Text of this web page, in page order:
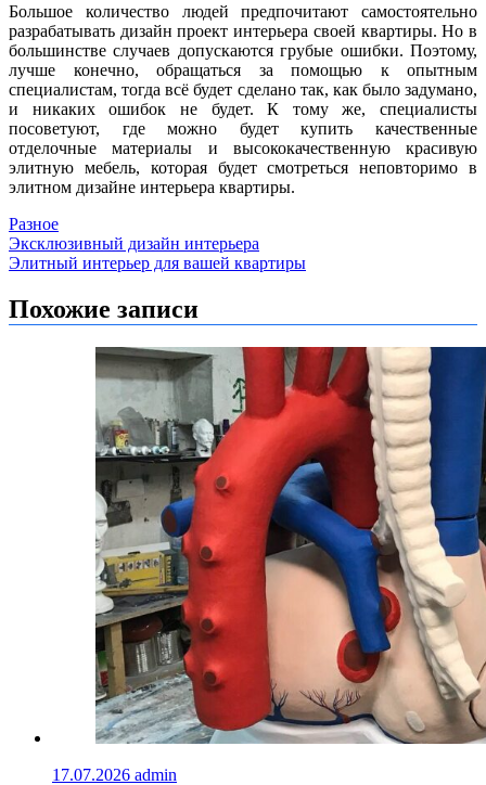
Большое количество людей предпочитают самостоятельно
разрабатывать дизайн проект интерьера своей квартиры. Но в
большинстве случаев допускаются грубые ошибки. Поэтому,
лучше конечно, обращаться за помощью к опытным
специалистам, тогда всё будет сделано так, как было задумано,
и никаких ошибок не будет. К тому же, специалисты
посоветуют, где можно будет купить качественные
отделочные материалы и высококачественную красивую
элитную мебель, которая будет смотреться неповторимо в
элитном дизайне интерьера квартиры.
Разное
Навигация
по
записям
Эксклюзивный дизайн интерьера
Элитный интерьер для вашей квартиры
Похожие записи
17.07.2026 admin